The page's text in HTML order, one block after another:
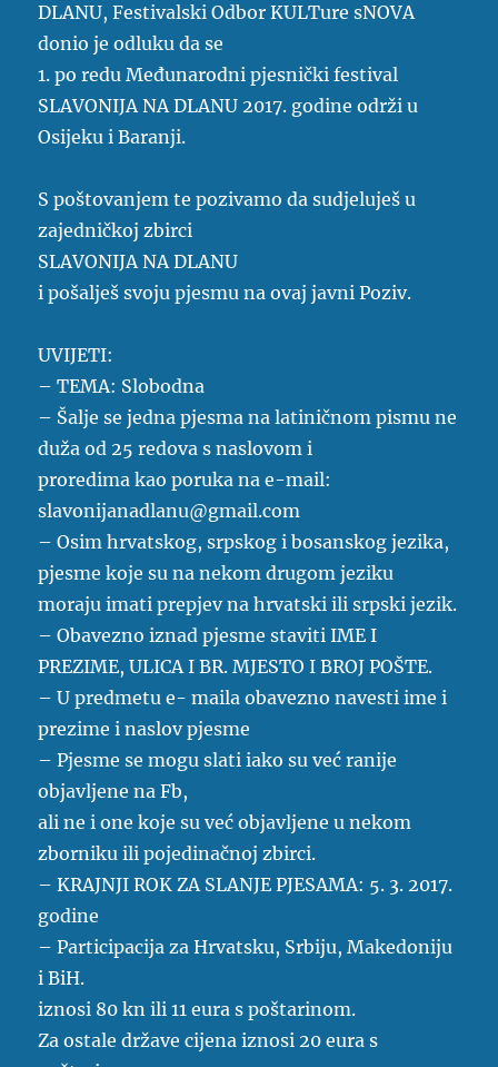
DLANU, Festivalski Odbor KULTure sNOVA
donio je odluku da se
1. po redu Međunarodni pjesnički festival
SLAVONIJA NA DLANU 2017. godine održi u
Osijeku i Baranji.
S poštovanjem te pozivamo da sudjeluješ u
zajedničkoj zbirci
SLAVONIJA NA DLANU
i pošalješ svoju pjesmu na ovaj javni Poziv.
UVIJETI:
– TEMA: Slobodna
– Šalje se jedna pjesma na latiničnom pismu ne
duža od 25 redova s naslovom i
proredima kao poruka na e-mail:
slavonijanadlanu@gmail.com
– Osim hrvatskog, srpskog i bosanskog jezika,
pjesme koje su na nekom drugom jeziku
moraju imati prepjev na hrvatski ili srpski jezik.
– Obavezno iznad pjesme staviti IME I
PREZIME, ULICA I BR. MJESTO I BROJ POŠTE.
– U predmetu e- maila obavezno navesti ime i
prezime i naslov pjesme
– Pjesme se mogu slati iako su već ranije
objavljene na Fb,
ali ne i one koje su već objavljene u nekom
zborniku ili pojedinačnoj zbirci.
– KRAJNJI ROK ZA SLANJE PJESAMA: 5. 3. 2017.
godine
– Participacija za Hrvatsku, Srbiju, Makedoniju
i BiH.
iznosi 80 kn ili 11 eura s poštarinom.
Za ostale države cijena iznosi 20 eura s